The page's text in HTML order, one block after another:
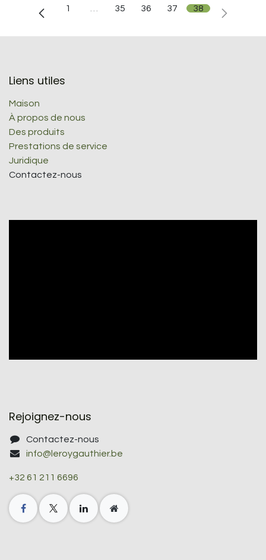
1 35 36 37 38
Liens utiles
Maison
À propos de nous
Des produits
Prestations de service
Juridique
Contactez-nous
Rejoignez-nous
Contactez-nous
info@leroygauthier.be
+32 61 211 6696